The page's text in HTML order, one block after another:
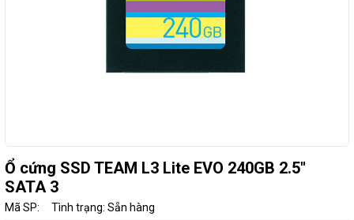
Ổ cứng SSD TEAM L3 Lite EVO 240GB 2.5"
SATA 3
Mã SP: Tình trạng: Sẵn hàng